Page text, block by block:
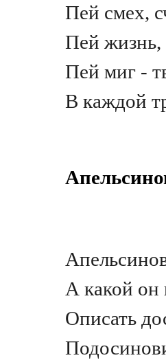
Пей смех,
Пей жизнь,
Пей миг -
В каждой
А какой он
Описать